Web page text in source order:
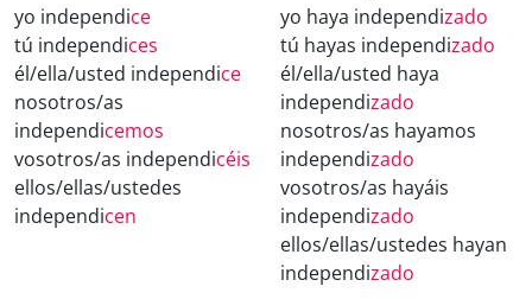
yo independice
tú independices
él/ella/usted independice
nosotros/as
independicemos
vosotros/as independicéis
ellos/ellas/ustedes
independicen
yo haya independizado
tú hayas independizado
él/ella/usted haya
independizado
nosotros/as hayamos
independizado
vosotros/as hayáis
independizado
ellos/ellas/ustedes hayan
independizado